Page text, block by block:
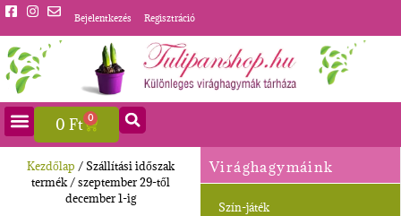
Bejelentkezés Regisztráció
0 Ft 0
Virághagymáink
Szín-játék
Kezdőlap / Szállítási időszak
termék / szeptember 29-től
december 1-ig